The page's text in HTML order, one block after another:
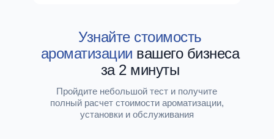
Узнайте стоимость
ароматизации вашего бизнеса
за 2 минуты
Пройдите небольшой тест и получите
полный расчет стоимости ароматизации,
установки и обслуживания